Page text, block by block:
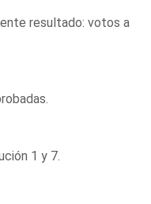
resultado: votos a
1 y 7.